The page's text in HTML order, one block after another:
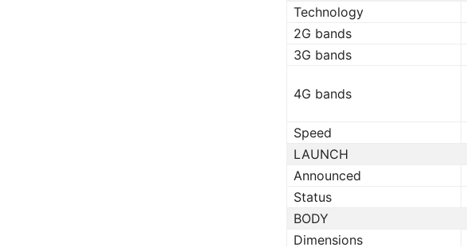
Technology
2G bands
3G bands
4G bands
Speed
LAUNCH
Announced
Status
BODY
Dimensions